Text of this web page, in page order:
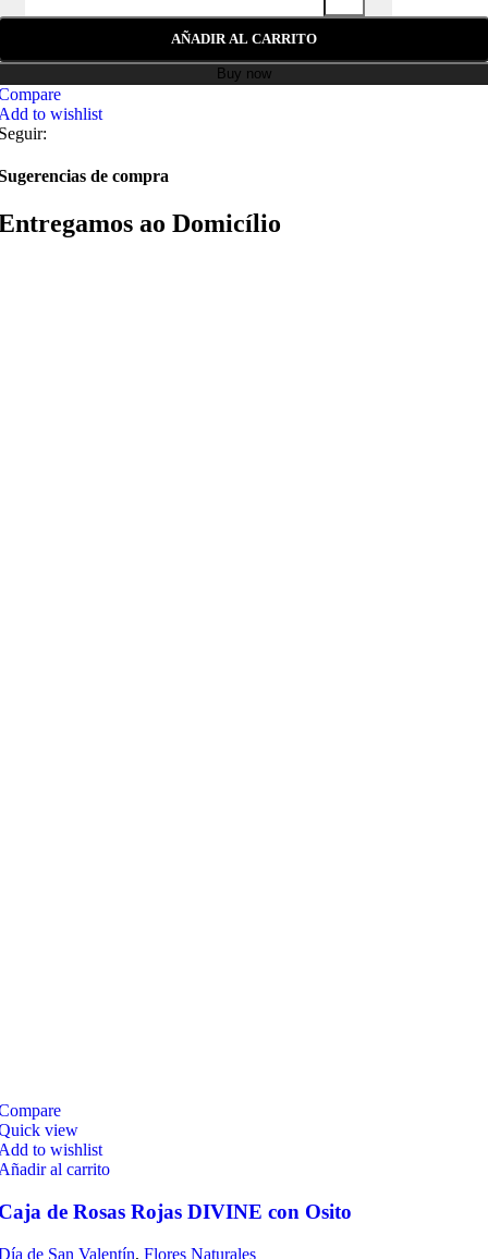
AÑADIR AL CARRITO
Buy now
to wishlist
de compra
ao Domicílio
view
to wishlist
al carrito
de Rosas Rojas DIVINE con Osito
de San Valentín, Flores Naturales